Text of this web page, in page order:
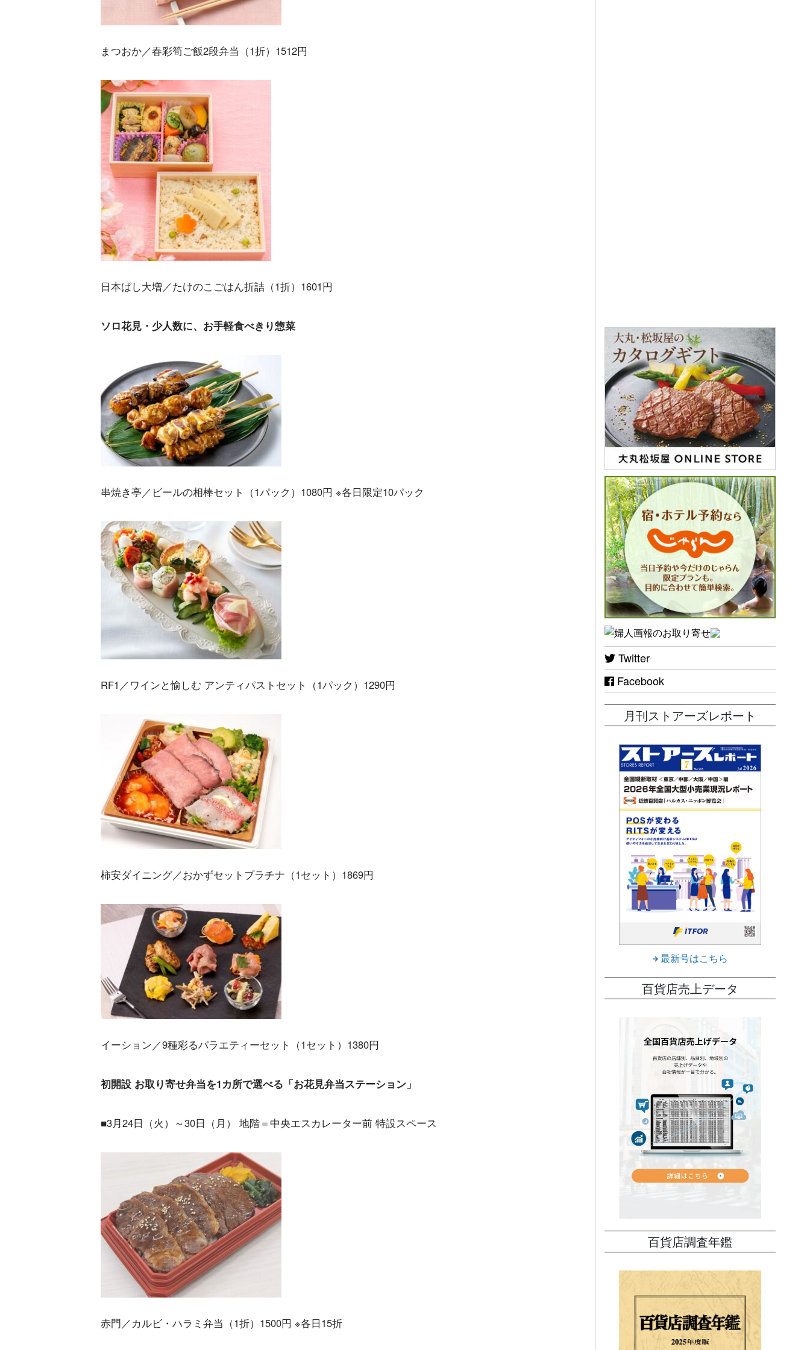
まつおか／春彩筍ご飯2段弁当（1折）1512円
日本ばし大増／たけのこごはん折詰（1折）1601円
ソロ花見・少人数に、お手軽食べきり惣菜
串焼き亭／ビールの相棒セット（1パック）1080円 ※各日限定10パック
RF1／ワインと愉しむ アンティパストセット（1パック）1290円
柿安ダイニング／おかずセットプラチナ（1セット）1869円
イーション／9種彩るバラエティーセット（1セット）1380円
初開設 お取り寄せ弁当を1カ所で選べる「お花見弁当ステーション」
■3月24日（火）～30日（月） 地階＝中央エスカレーター前 特設スペース
赤門／カルビ・ハラミ弁当（1折）1500円 ※各日15折
Twitter
Facebook
月刊ストアーズレポート
最新号はこちら
百貨店売上データ
百貨店調査年鑑